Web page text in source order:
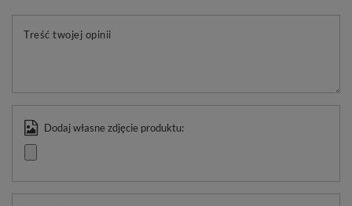
Treść twojej opinii
Dodaj własne zdjęcie produktu: